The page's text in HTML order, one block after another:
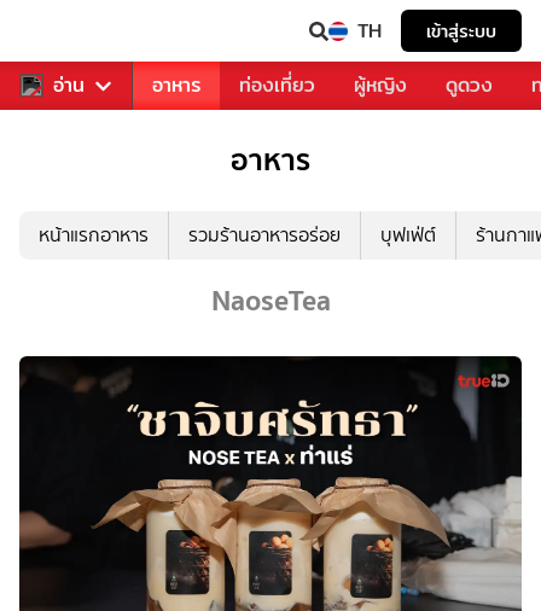
TH เข้าสู่ระบบ
อ่าน
รวงการเพลง อาหาร ท่องเที่ยว ผู้หญิง ดูดวง
อาหาร
หน้าแรกอาหาร รวมร้านอาหารอร่อย บุฟเฟ่ต์ ร้านกา
NaoseTea